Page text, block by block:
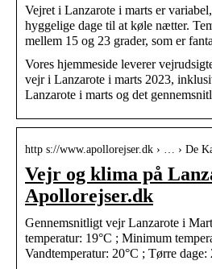
Vejret i Lanzarote i marts er
hyggelige dage til at køle nætter.
mellem 15 og 23 grader, som er
Vores hjemmeside leverer
vejr i Lanzarote i marts 2023,
Lanzarote i marts og det
http s://www.apollorejser.dk › … › De
Vejr og klima på
Apollorejser.dk
Gennemsnitligt vejr Lanzarote i
temperatur: 19°C ; Minimum
Vandtemperatur: 20°C ; Tørre